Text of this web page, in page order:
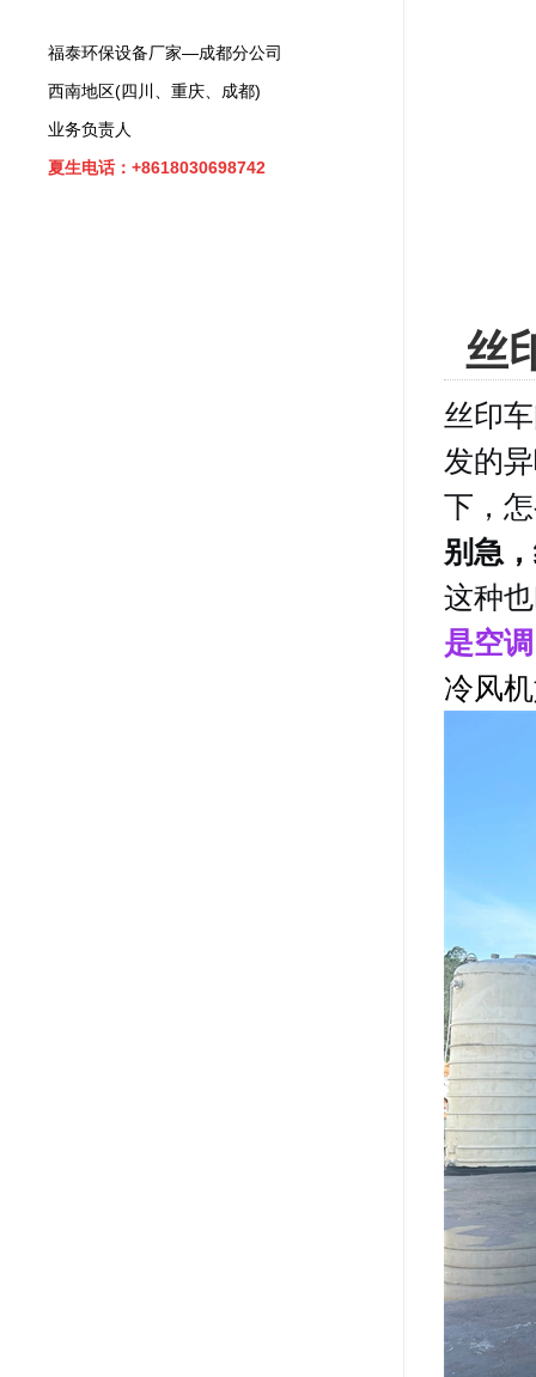
丝
丝印
发的
下，
别急
这种
是空
冷风
福泰环保设备厂家—成都分公司
西南地区(四川、重庆、成都)
业务负责人
夏生电话：+8618030698742